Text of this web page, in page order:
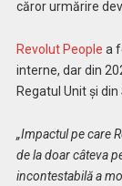
căror urmărire
Revolut People a
interne, dar din
Regatul Unit și
„Impactul pe care
de la doar câteva
incontestabilă a